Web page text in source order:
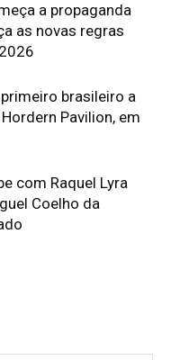
a propaganda
as novas regras
brasileiro a
Pavilion, em
com Raquel Lyra
Coelho da